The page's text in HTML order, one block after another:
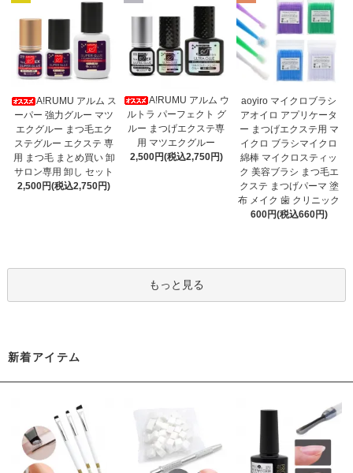
A!RUMU アルム ス
ーパー 強力グルー マツ
エクグルー まつ毛エク
ステグルー エクステ 専
用 まつ毛 まとめ買い 卸
サロン専用 卸し セット
2,500円(税込2,750円)
A!RUMU アルム ウ
ルトラ パーフェクト グ
ルー まつげエクステ専
用 マツエクグルー
2,500円(税込2,750円)
aoyiro マイクロブラシ
アオイロ アプリケータ
ー まつげエクステ用 マ
イクロ ブラシマイクロ
綿棒 マイクロスティッ
ク 美容ブラシ まつ毛エ
クステ まつげパーマ 塗
布 メイク 歯 クリニック
600円(税込660円)
もっと見る
新着アイテム